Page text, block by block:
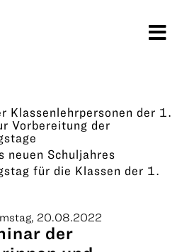
Klassenlehrpersonen der 1.
Vorbereitung der
neuen Schuljahres
für die Klassen der 1.
20.08.2022
der